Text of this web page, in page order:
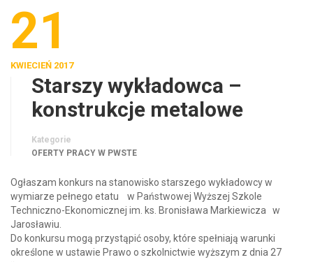
21
KWIECIEŃ 2017
Starszy wykładowca –
konstrukcje metalowe
Kategorie
OFERTY PRACY W PWSTE
Ogłaszam konkurs na stanowisko starszego wykładowcy w
wymiarze pełnego etatu w Państwowej Wyższej Szkole
Techniczno-Ekonomicznej im. ks. Bronisława Markiewicza w
Jarosławiu.
Do konkursu mogą przystąpić osoby, które spełniają warunki
określone w ustawie Prawo o szkolnictwie wyższym z dnia 27